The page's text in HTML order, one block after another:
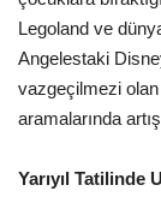
Köşe Yazarları
Galeri
Legoland ve
Angelestaki
vazgeçilmezi olan
aramalarında
Yarıyıl Tatilinde